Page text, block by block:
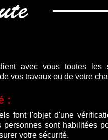
avec vous toutes les
vos travaux ou de votre
:
font l'objet d'une
personnes sont habilitées
votre sécurité.